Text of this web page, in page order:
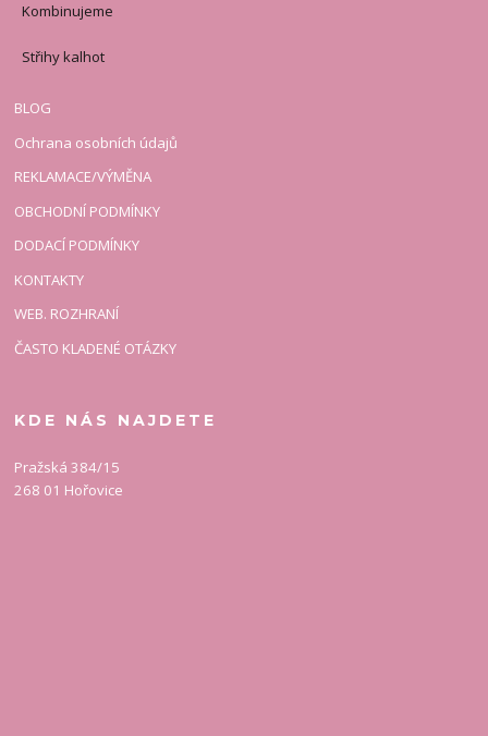
Kombinujeme
Střihy kalhot
BLOG
Ochrana osobních údajů
REKLAMACE/VÝMĚNA
OBCHODNÍ PODMÍNKY
DODACÍ PODMÍNKY
KONTAKTY
WEB. ROZHRANÍ
ČASTO KLADENÉ OTÁZKY
KDE NÁS NAJDETE
Pražská 384/15
268 01 Hořovice